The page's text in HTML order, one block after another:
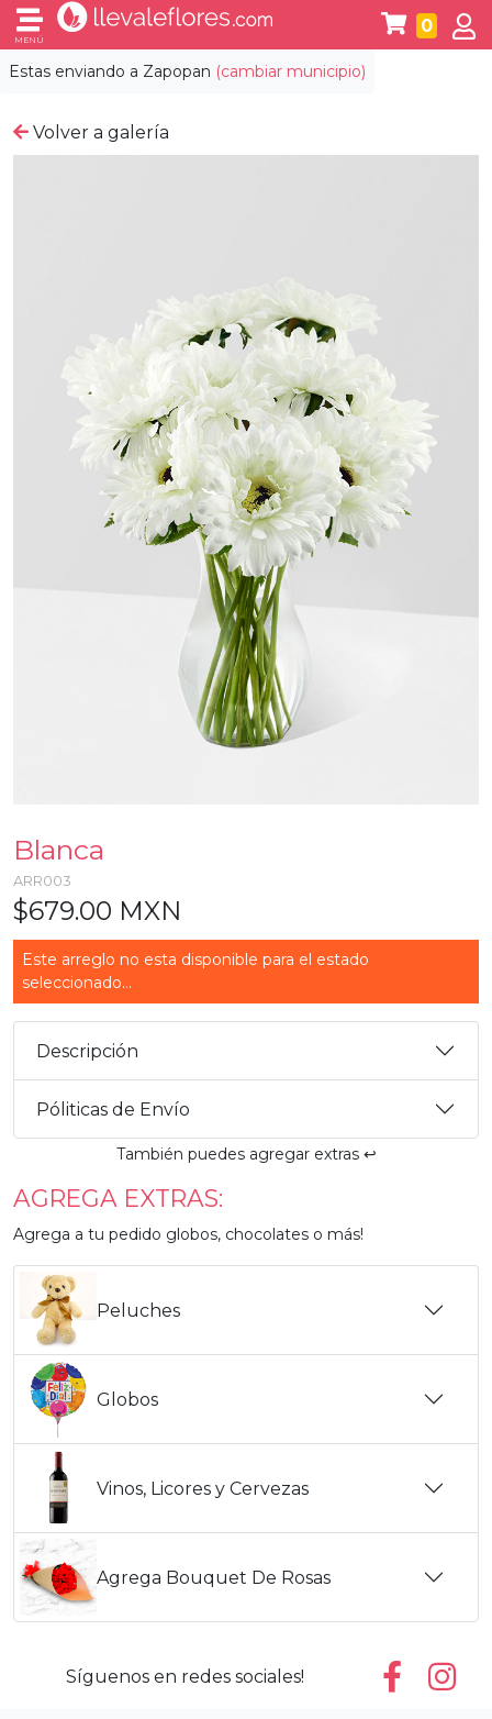
Estas enviando a Zapopan (cambiar municipio)
MENÚ
0
Volver a galería
Blanca
ARR003
$679.00 MXN
Este arreglo no esta disponible para el estado
seleccionado...
Descripción
Póliticas de Envío
También puedes agregar extras ↩️
AGREGA EXTRAS:
Agrega a tu pedido globos, chocolates o más!
Peluches
Globos
Vinos, Licores y Cervezas
Agrega Bouquet De Rosas
Síguenos en redes sociales!